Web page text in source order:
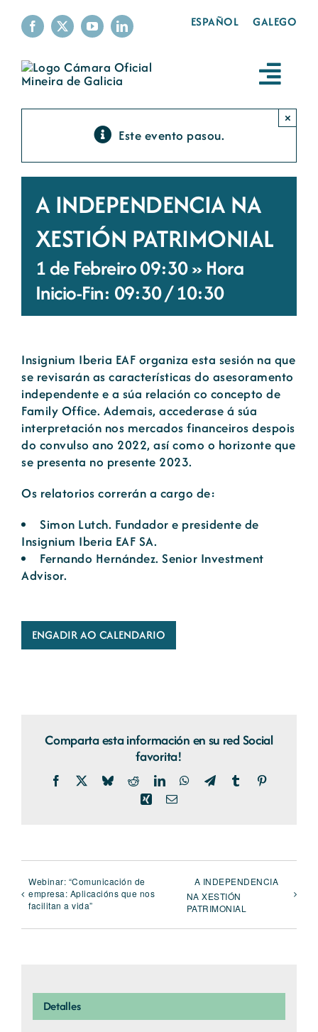
content
ESPAÑOL GALEGO
Servizos
A minería
Sustentabilidade
Produtos mineiros
Portal de emprego
Contacto
Este evento pasou.
×
A INDEPENDENCIA NA
XESTIÓN PATRIMONIAL
1 de Febreiro 09:30 » Hora
Inicio-Fin: 09:30/10:30
Insignium Iberia EAF organiza esta sesión na que
se revisarán as características do asesoramento
independente e a súa relación co concepto de
Family Office. Ademais, accederase á súa
interpretación nos mercados financeiros despois
do convulso ano 2022, así como o horizonte que
se presenta no presente 2023.
Os relatorios correrán a cargo de:
Simon Lutch. Fundador e presidente de
Insignium Iberia EAF SA.
Fernando Hernández. Senior Investment
Advisor.
ENGADIR AO CALENDARIO
Comparta esta información en su red Social
favorita!
Facebook BlueskyRedditLinkedInWhatsApp
TelegramTumblr
XingEmail
Webinar: “Comunicación de
empresa: Aplicacións que nos
facilitan a vida”
A INDEPENDENCIA
NA XESTIÓN
PATRIMONIAL
Detalles